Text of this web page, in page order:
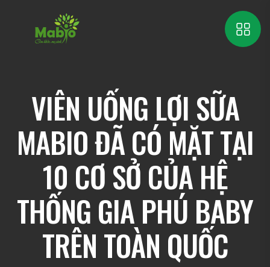
VIÊN UỐNG LỢI SỮA
MABIO ĐÃ CÓ MẶT TẠI
10 CƠ SỞ CỦA HỆ
THỐNG GIA PHÚ BABY
TRÊN TOÀN QUỐC